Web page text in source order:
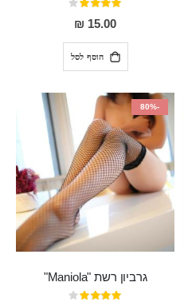
דירוג:
80%
15.00 ₪
הוסף לסל
-80%
גרביון רשת "Maniola"
דירוג: